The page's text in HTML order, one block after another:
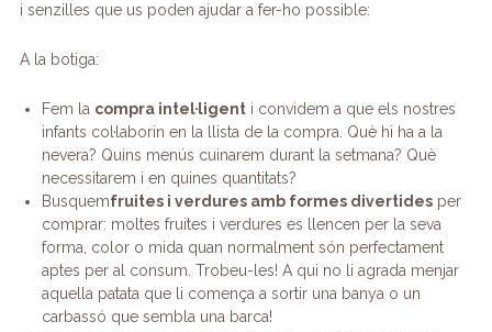
i senzilles que us poden ajudar a fer-ho possible:
A la botiga:
Fem la compra intel·ligenti convidem a que els nostres
infants col·laborin en la llista de la compra. Què hi ha a la
nevera? Quins menús cuinarem durant la setmana? Què
necessitarem i en quines quantitats?
Busquemfruites i verdures amb formes divertidesper
comprar: moltes fruites i verdures es llencen per la seva
forma, color o mida quan normalment són perfectament
aptes per al consum. Trobeu-les! A qui no li agrada menjar
aquella patata que li comença a sortir una banya o un
carbassó que sembla una barca!